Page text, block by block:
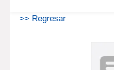
>> Regresar